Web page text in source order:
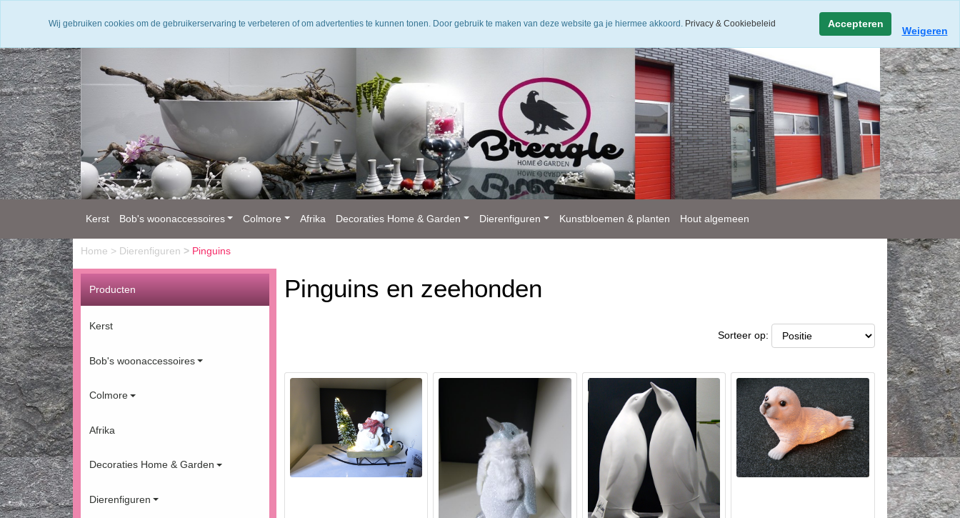
Home Klant account Contact Betalingswijze Product informatie Retourneren Verzendwijze Showroom Brochure Openingstijden
Kerst Bob's woonaccessoires Colmore Afrika Decoraties Home & Garden Dierenfiguren Kunstbloemen & planten Hout algemeen
Home > Dierenfiguren > Pinguins
Producten
Kerst
Bob's woonaccessoires
Colmore
Afrika
Decoraties Home & Garden
Dierenfiguren
Pinguins en zeehonden
Sorteer op:
Wij gebruiken cookies om de gebruikerservaring te verbeteren of om advertenties te kunnen tonen. Door gebruik te maken van deze website ga je hiermee akkoord. Privacy & Cookiebeleid Accepteren
Weigeren